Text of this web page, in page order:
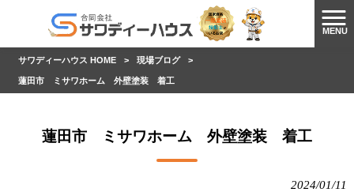
MENU
サワディーハウス HOME > 現場ブログ >
蓮田市 ミサワホーム 外壁塗装 着工
蓮田市 ミサワホーム 外壁塗装 着工
2024/01/11